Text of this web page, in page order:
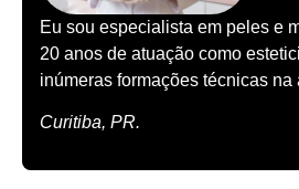
Eu sou especialista em peles e
20 anos de atuação como
inúmeras formações técnicas na
Curitiba, PR.